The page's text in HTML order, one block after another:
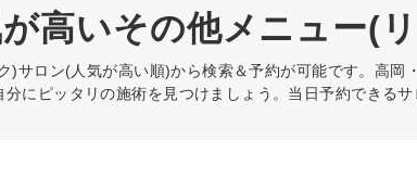
高いその他メニュー(
)サロン(人気が高い順)から検索＆予約が可能です。高
にピッタリの施術を見つけましょう。当日予約できるサ